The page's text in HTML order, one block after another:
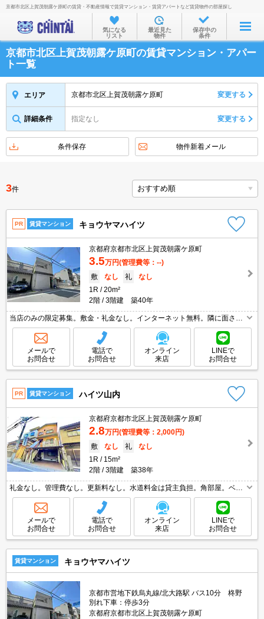
お部屋を探す
沿線・駅から
住所から
家賃相場から
不動産会社から
京都市北区上賀茂朝露ケ原町の賃貸・不動産情報で賃貸マンション・賃貸アパートなど賃貸物件の部屋探し
気になる
リスト
最近見た
物件
保存中の
条件
京都市北区上賀茂朝露ケ原町の賃貸マンション・アパー
ト一覧
エリア 京都市北区上賀茂朝露ケ原町 変更する
詳細条件 指定なし 変更する
条件保存 物件新着メール
3件
PR 賃貸マンション キョウヤマハイツ
京都府京都市北区上賀茂朝露ケ原町
3.5万円(管理費等：--)
敷
なし 礼
なし
1R
20m²
2階
3階建 築40年
当店のみの限定募集。敷金・礼金なし。インターネット無料。隣に面さな
い独立部屋。ペット可。家具・家電付。ゆとりの洋室10帖。ベランダに洗
濯機置場あり。初期費用・家賃カード払い可。
メールで
お問合せ
電話で
お問合せ
オンライン
来店
LINEで
お問合せ
PR 賃貸マンション ハイツ山内
京都府京都市北区上賀茂朝露ケ原町
2.8万円(管理費等：2,000円)
敷
なし 礼
なし
1R
15m²
2階
3階建 築38年
礼金なし。管理費なし。更新料なし。水道料金は貸主負担。角部屋。ベラ
ンダに洗濯機置場あり。京都産業大学へ1,500m。
メールで
お問合せ
電話で
お問合せ
オンライン
来店
LINEで
お問合せ
賃貸マンション キョウヤマハイツ
京都市営地下鉄烏丸線/北大路駅 バス10分 柊野
別れ下車：停歩3分
京都府京都市北区上賀茂朝露ケ原町